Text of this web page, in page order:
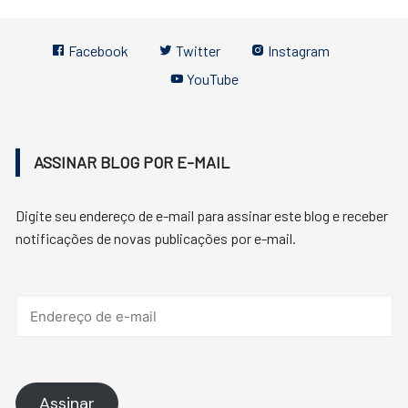
Facebook Twitter
Instagram
YouTube
ASSINAR BLOG POR E-MAIL
Digite seu endereço de e-mail para assinar este blog e receber
notificações de novas publicações por e-mail.